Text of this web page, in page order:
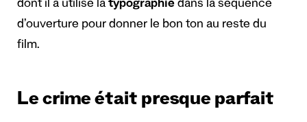
dont il a utilisé la typographie dans la séquence
d’ouverture pour donner le bon ton au reste du
film.
Le crime était presque parfait